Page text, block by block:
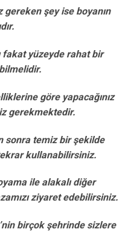
gereken şey ise boyanın
fakat yüzeyde rahat bir
göre yapacağınız
gerekmektedir.
sonra temiz bir şekilde
kullanabilirsiniz.
ile alakalı diğer
ziyaret edebilirsiniz.
birçok şehrinde sizlere